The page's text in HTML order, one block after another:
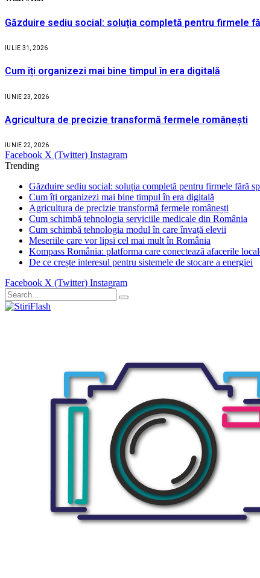
Găzduire sediu social: soluția completă pentru firmele
IULIE 31, 2026
Cum îți organizezi mai bine timpul în era digitală
IUNIE 23, 2026
Agricultura de precizie transformă fermele românești
IUNIE 22, 2026
Facebook X (Twitter) Instagram
Trending
Găzduire sediu social: soluția completă pentru firmele fără
Cum îți organizezi mai bine timpul în era digitală
Agricultura de precizie transformă fermele românești
Cum schimbă tehnologia serviciile medicale din România
Cum schimbă tehnologia modul în care învață elevii
Meseriile care vor lipsi cel mai mult în România
Kompass România: platforma care conectează afacerile
De ce crește interesul pentru sistemele de stocare a energiei
Facebook X (Twitter) Instagram